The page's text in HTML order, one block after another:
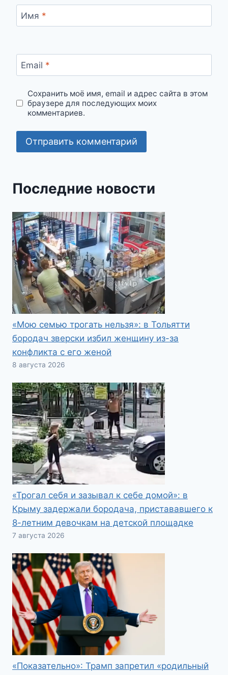
Имя *
Email *
Сохранить моё имя, email и адрес сайта в этом
браузере для последующих моих
комментариев.
Последние новости
«Мою семью трогать нельзя»: в Тольятти
бородач зверски избил женщину из-за
конфликта с его женой
8 августа 2026
«Трогал себя и зазывал к себе домой»: в
Крыму задержали бородача, пристававшего к
8-летним девочкам на детской площадке
7 августа 2026
«Показательно»: Трамп запретил «родильный